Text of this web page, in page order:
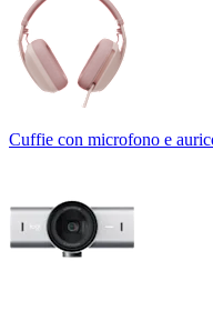
Cuffie con microfono e